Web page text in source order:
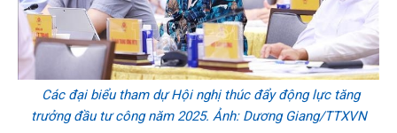
Các đại biểu tham dự Hội nghị thúc đẩy động lực tăng
trưởng đầu tư công năm 2025. Ảnh: Dương Giang/TTXVN